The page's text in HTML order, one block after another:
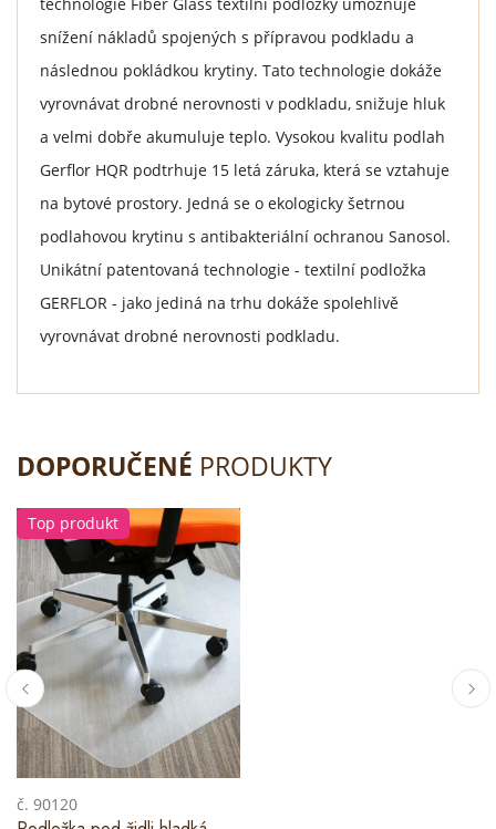
snížení nákladů spojených s přípravou podkladu a
následnou pokládkou krytiny. Tato technologie dokáže
vyrovnávat drobné nerovnosti v podkladu, snižuje hluk
a velmi dobře akumuluje teplo. Vysokou kvalitu podlah
Gerflor HQR podtrhuje 15 letá záruka, která se vztahuje
na bytové prostory. Jedná se o ekologicky šetrnou
podlahovou krytinu s antibakteriální ochranou Sanosol.
Unikátní patentovaná technologie - textilní podložka
GERFLOR - jako jediná na trhu dokáže spolehlivě
vyrovnávat drobné nerovnosti podkladu.
DOPORUČENÉ PRODUKTY
Top produkt
č. 90120